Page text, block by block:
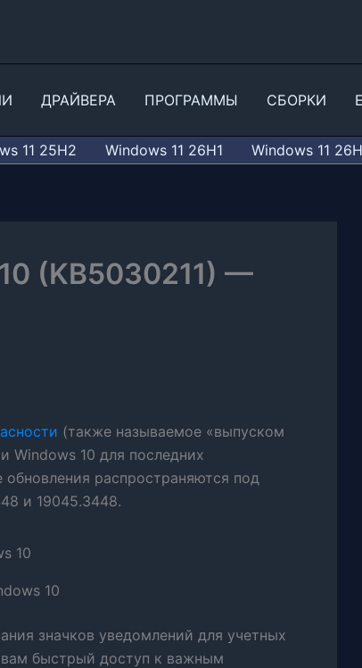
ДРАЙВЕРА ПРОГРАММЫ СБОРКИ
11 25H2 Windows 11 26H1 Windows 11
(KB5030211) —
(также называемое «выпуском
Windows 10 для последних
распространяются под
и 19045.3448.
10
значков уведомлений для учетных
быстрый доступ к важным